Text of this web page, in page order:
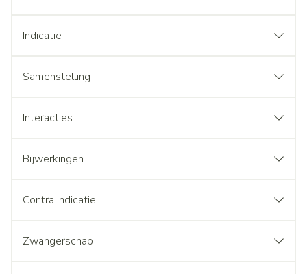
Indicatie
Samenstelling
Interacties
Bijwerkingen
Contra indicatie
Zwangerschap